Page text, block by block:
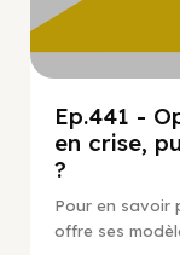
Ep.441 -
en crise,
?
Pour en savoir
offre ses